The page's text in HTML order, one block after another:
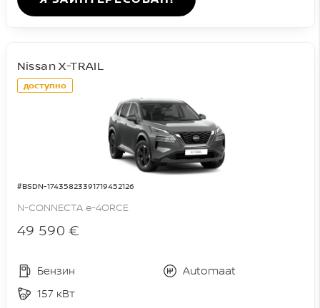
доступно
#BSDN-17435823391719452126
Nissan X-TRAIL
N-CONNECTA e-4ORCE
49 590 €
Бензин
Automaat
157 кВт